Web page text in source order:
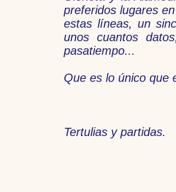
preferidos lugares
estas líneas, un
unos cuantos
pasatiempo...
Que es lo único que
Tertulias y partidas.